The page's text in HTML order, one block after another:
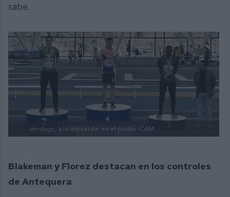
sabe.
Verdugo, a la izquierda, en el podio. CAM.
Blakeman y Florez destacan en los controles
de Antequera